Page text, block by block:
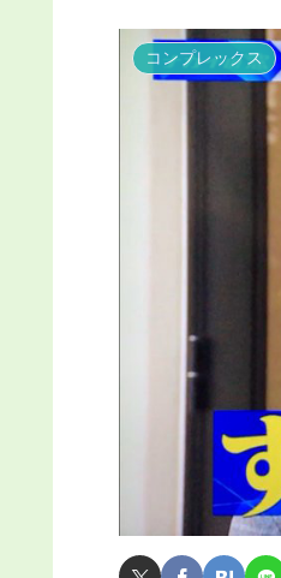
コンプレックス